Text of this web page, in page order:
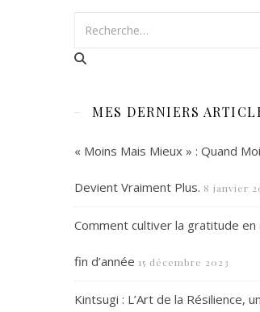
MES DERNIERS
« Moins Mais Mieux » : Quand
Devient Vraiment Plus. 8 janvier
Comment cultiver la gratitude
fin d’année 15 décembre 2023
Kintsugi : L’Art de la Résilience, un